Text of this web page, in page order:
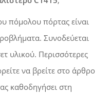
πόμολου πόρτας είναι
Συνοδεύεται
υλικού. Περισσότερες
να βρείτε στο άρθρο
καθοδηγήσει στη